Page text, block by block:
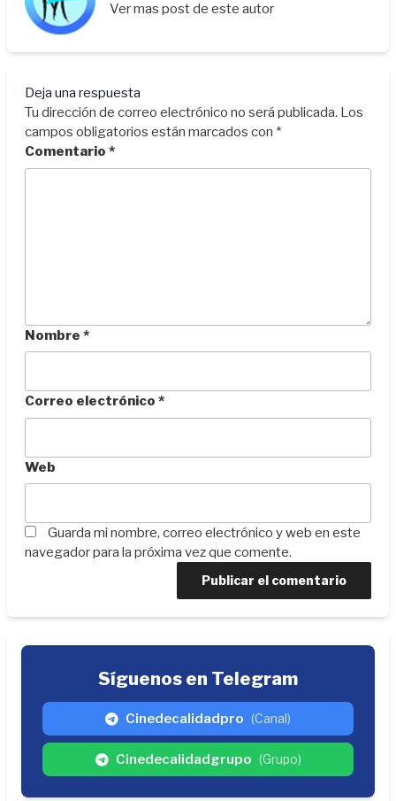
Ver mas post de este autor
Deja una respuesta
Tu dirección de correo electrónico no será publicada. Los
campos obligatorios están marcados con *
Comentario *
Nombre *
Correo electrónico *
Web
Guarda mi nombre, correo electrónico y web en este
navegador para la próxima vez que comente.
Síguenos en Telegram
Cinedecalidadpro (Canal)
Cinedecalidadgrupo (Grupo)